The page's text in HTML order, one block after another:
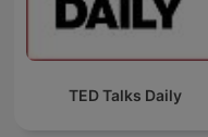
TED Talks Daily